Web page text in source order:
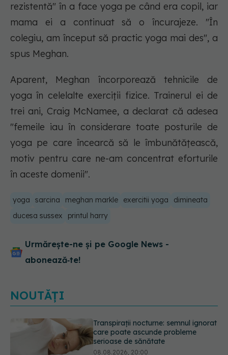
rezistentă" în a face yoga pe când era copil, iar
mama ei a continuat să o încurajeze. "În
colegiu, am început să practic yoga mai des", a
spus Meghan.
Aparent, Meghan încorporează tehnicile de
yoga în celelalte exerciții fizice. Trainerul ei de
trei ani, Craig McNamee, a declarat că adesea
"femeile iau în considerare toate posturile de
yoga pe care încearcă să le îmbunătățească,
motiv pentru care ne-am concentrat eforturile
în aceste domenii".
yoga sarcina meghan markle exercitii yoga
dimineata
ducesa sussex
printul harry
Urmărește-ne și pe Google News -
abonează‑te!
NOUTĂȚI
Ce poți mânca și ce trebuie să eviți
dacă ai gastrită: exemplu de meniu
care reduce inflamația stomacului